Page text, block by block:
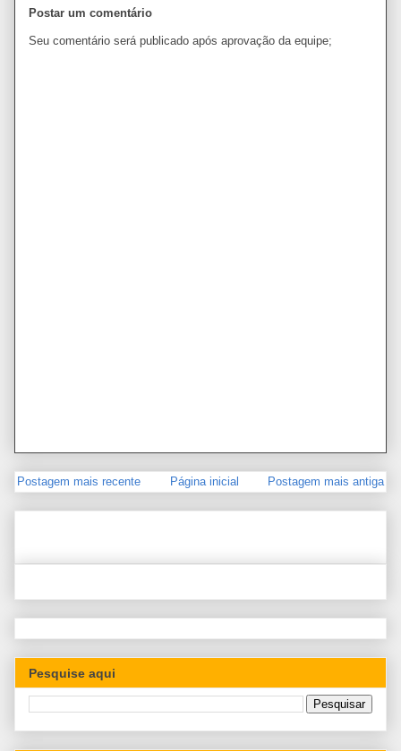
Postar um comentário
Seu comentário será publicado após aprovação da equipe;
Postagem mais recente Postagem mais antiga
Página inicial
Pesquise aqui